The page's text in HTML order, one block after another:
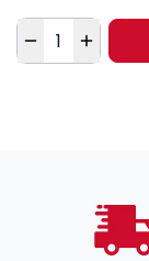
Quantité